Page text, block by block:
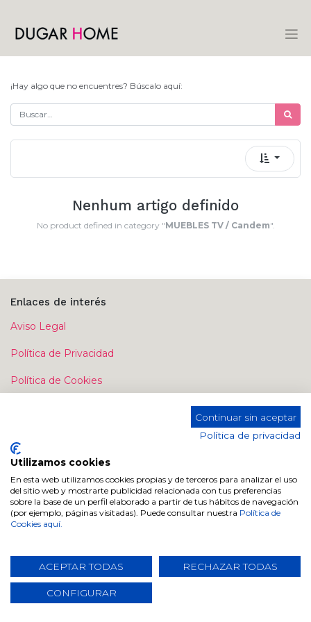
¡Hay algo que no encuentres? Búscalo aquí:
Nenhum artigo definido
No product defined in category "MUEBLES TV / Candem".
Enlaces de interés
Aviso Legal
Política de Privacidad
Política de Cookies
Contacte con nosotros
Contáctenos
info@dugarhome.com
Continuar sin aceptar
Política de privacidad
Utilizamos cookies
En esta web utilizamos cookies propias y de terceros para analizar el uso
del sitio web y mostrarte publicidad relacionada con tus preferencias
sobre la base de un perfil elaborado a partir de tus hábitos de navegación
(por ejemplo, páginas visitadas). Puede consultar nuestra Política de
Cookies aquí.
ACEPTAR TODAS RECHAZAR TODAS
CONFIGURAR